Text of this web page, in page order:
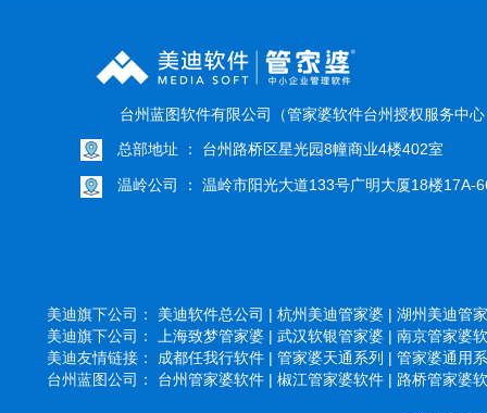
台州蓝图软件有限公司（管家婆软件台州授权服务中
总部地址 ： 台州路桥区星光园8幢商业4楼402室
温岭公司 ： 温岭市阳光大道133号广明大厦18楼17A-
美迪旗下公司： 美迪软件总公司 | 杭州美迪管家婆 | 湖州美迪管
美迪旗下公司：
上海致梦管家婆 | 武汉软银管家婆 | 南京管家婆
美迪友情链接： 成都任我行软件 | 管家婆天通系列 | 管家婆通用
台州蓝图公司： 台州管家婆软件 | 椒江管家婆软件 | 路桥管家婆